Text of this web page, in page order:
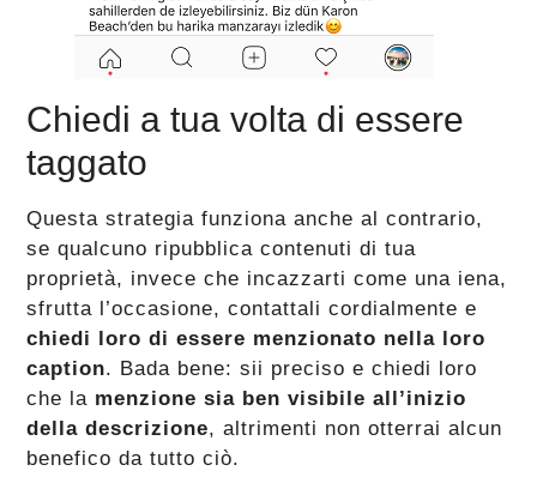
Chiedi a tua volta di essere
taggato
Questa strategia funziona anche al contrario,
se qualcuno ripubblica contenuti di tua
proprietà, invece che incazzarti come una iena,
sfrutta l’occasione, contattali cordialmente e
chiedi loro di essere menzionato nella loro
caption. Bada bene: sii preciso e chiedi loro
che la menzione sia ben visibile all’inizio
della descrizione, altrimenti non otterrai alcun
benefico da tutto ciò.